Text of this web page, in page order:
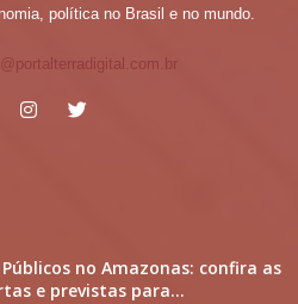
política no Brasil e no mundo.
no Amazonas: confira as
e previstas para...